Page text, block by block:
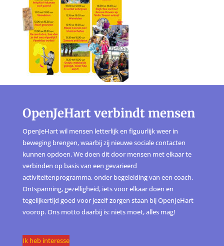
OpenJeHart verbindt mensen
OpenJeHart wil mensen letterlijk en figuurlijk weer in
beweging brengen, waarbij zij nieuwe sociale contacten
kunnen opdoen. We doen dit door mensen met elkaar te
verbinden op basis van een gevarieerd
activiteitenprogramma, onder begeleiding van een coach.
Ontspanning, gezelligheid, iets voor elkaar doen en
tegelijkertijd goed voor jezelf zorgen staan bij OpenJeHart
voorop. Ons motto daarbij is: niets moet, alles mag!
Ik heb interesse